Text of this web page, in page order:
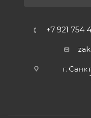
+7 921 754
г.